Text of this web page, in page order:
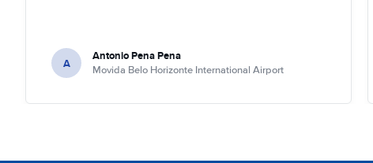
A Antonio Pena Pena
Movida Belo Horizonte International Airport